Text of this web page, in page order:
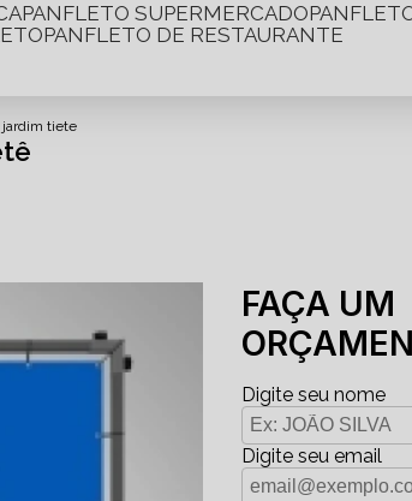
PANFLETO SUPERMERCADO
PANFLETO DE RESTAURANTE
jardim tiete
FAÇA UM
Digite seu nome
Digite seu email